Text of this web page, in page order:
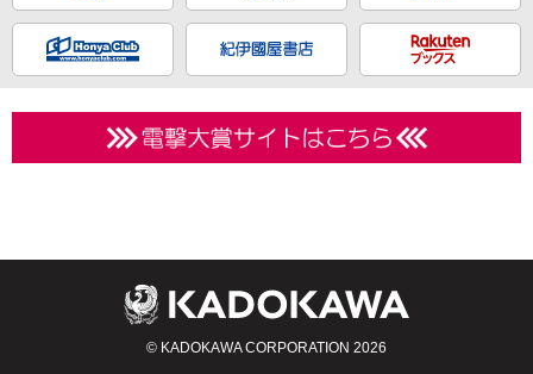
© KADOKAWA CORPORATION 2026